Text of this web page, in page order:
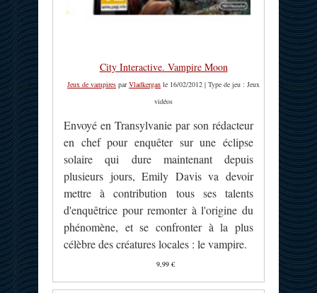
City Interactive. Vampire Moon
Jeux de vampires parVladkergan le 16/02/2012 | Type de jeu : Jeux
vidéos
Envoyé en Transylvanie par son rédacteur
en chef pour enquêter sur une éclipse
solaire qui dure maintenant depuis
plusieurs jours, Emily Davis va devoir
mettre à contribution tous ses talents
d'enquêtrice pour remonter à l'origine du
phénomène, et se confronter à la plus
célèbre des créatures locales : le vampire.
9,99 €